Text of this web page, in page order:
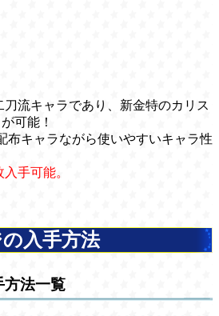
流キャラであり、新金特のカリス
可能！
布キャラながら使いやすいキャラ性
手可能。
入手方法
方法一覧